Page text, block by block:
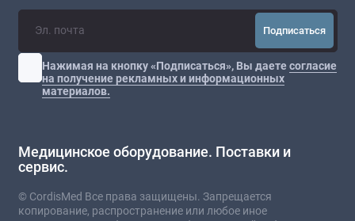
Подписаться
Нажимая на кнопку «Подписаться», Вы даетесогласие
на получение рекламных и информационных
материалов.
Медицинское оборудование. Поставки и
сервис.
© CordisMed Все права защищены. Запрещается
копирование, распространение или любое иное